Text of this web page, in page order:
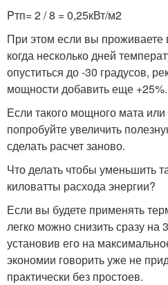
Pтп= 2 / 8 = 0,25кВт/м2
При этом если вы проживаете
когда несколько дней
опуститься до -30 градусов,
мощности добавить еще +25%.
Если такого мощного мата
попробуйте увеличить
сделать расчет заново.
Что делать чтобы уменьшить
киловатты расхода энергии?
Если вы будете применять
легко можно снизить сразу на
установив его на
экономии говорить уже не
практически без простоев.